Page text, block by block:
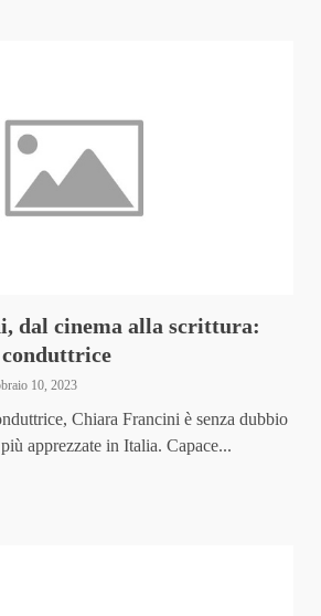
dal cinema alla scrittura:
10, 2023
Chiara Francini è senza dubbio
apprezzate in Italia. Capace...